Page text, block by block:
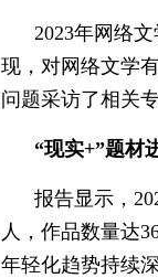
2023年网络
现，对网络文学
问题采访了相关专
“现实+”题材
报告显示，
人，作品数量达
年轻化趋势持续